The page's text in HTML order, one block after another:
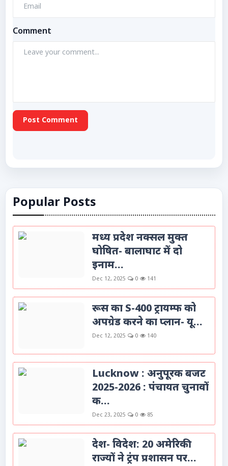
Comment
Post Comment
Popular Posts
मध्य प्रदेश नक्सल मुक्त
घोषित- बालाघाट में दो
इनाम...
Dec 12, 2025 0 141
रूस का S-400 ट्रायम्फ को
अपग्रेड करने का प्लान- यू...
Dec 12, 2025 0 140
Lucknow : अनुपूरक बजट
2025-2026 : पंचायत चुनावों
क...
Dec 23, 2025 0 85
देश- विदेश: 20 अमेरिकी
राज्यों ने ट्रंप प्रशासन पर...